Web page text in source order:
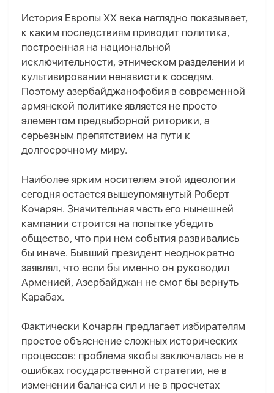
История Европы ХХ века наглядно показывает,
к каким последствиям приводит политика,
построенная на национальной
исключительности, этническом разделении и
культивировании ненависти к соседям.
Поэтому азербайджанофобия в современной
армянской политике является не просто
элементом предвыборной риторики, а
серьезным препятствием на пути к
долгосрочному миру.
Наиболее ярким носителем этой идеологии
сегодня остается вышеупомянутый Роберт
Кочарян. Значительная часть его нынешней
кампании строится на попытке убедить
общество, что при нем события развивались
бы иначе. Бывший президент неоднократно
заявлял, что если бы именно он руководил
Арменией, Азербайджан не смог бы вернуть
Карабах.
Фактически Кочарян предлагает избирателям
простое объяснение сложных исторических
процессов: проблема якобы заключалась не в
ошибках государственной стратегии, не в
изменении баланса сил и не в просчетах